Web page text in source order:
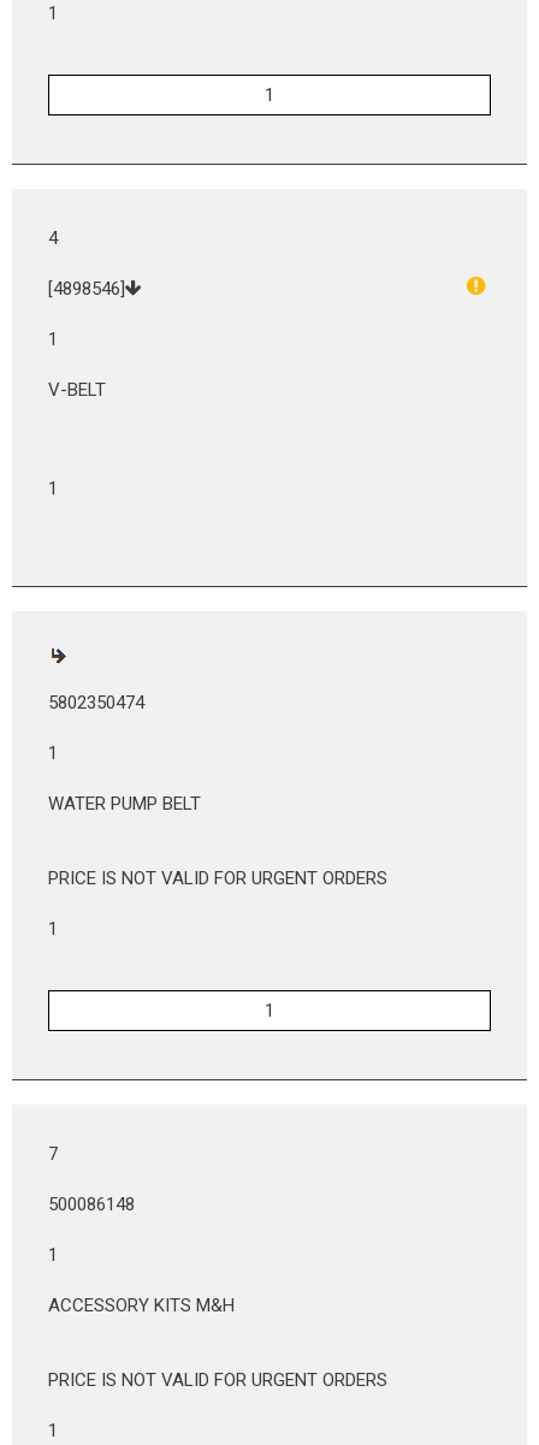
1
4
[4898546]
1
V-BELT
1
5802350474
1
WATER PUMP BELT
PRICE IS NOT VALID FOR URGENT ORDERS
1
7
500086148
1
ACCESSORY KITS M&H
PRICE IS NOT VALID FOR URGENT ORDERS
1